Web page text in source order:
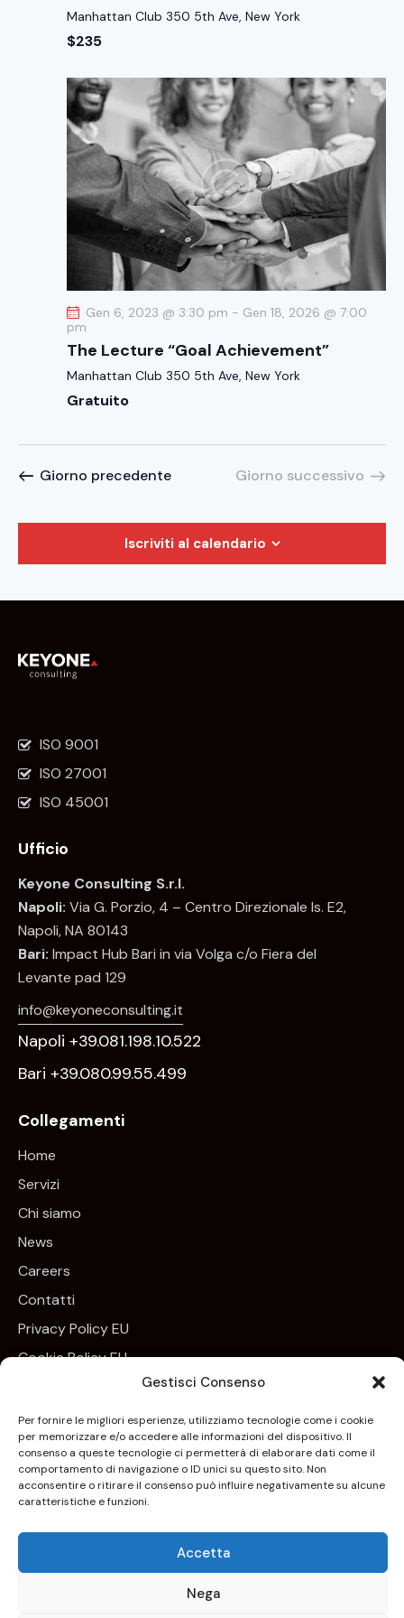
Gestisci Consenso
Per fornire le migliori esperienze, utilizziamo tecnologie come i cookie
per memorizzare e/o accedere alle informazioni del dispositivo. Il
consenso a queste tecnologie ci permetterà di elaborare dati come il
comportamento di navigazione o ID unici su questo sito. Non
acconsentire o ritirare il consenso può influire negativamente su alcune
caratteristiche e funzioni.
Accetta
Nega
Manhattan Club 350 5th Ave, New York
$235
Gen 6, 2023 @ 3:30 pm - Gen 18, 2026 @ 7:00
pm
The Lecture “Goal Achievement”
Manhattan Club 350 5th Ave, New York
Gratuito
Giorno precedente Giorno successivo
Iscriviti al calendario
ISO 9001
ISO 27001
ISO 45001
Ufficio
Keyone Consulting S.r.l.
Napoli: Via G. Porzio, 4 – Centro Direzionale Is. E2,
Napoli, NA 80143
Bari: Impact Hub Bari in via Volga c/o Fiera del
Levante pad 129
info@keyoneconsulting.it
Napoli +39.081.198.10.522
Bari +39.080.99.55.499
Collegamenti
Home
Servizi
Chi siamo
News
Careers
Contatti
Privacy Policy EU
Cookie Policy EU
Acconsento all’uso dei miei dati personali per essere
aggiornato sui nuovi arrivi, sui prodotti in esclusiva e per
profilato correlate ai servizi offerti da Keyoneconsulting.it.
Per maggiori informazioni consulta la